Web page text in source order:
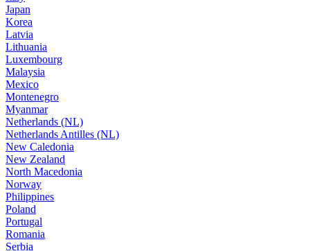
Japan
Korea
Latvia
Lithuania
Luxembourg
Malaysia
Mexico
Montenegro
Myanmar
Netherlands (NL)
Netherlands Antilles (NL)
New Caledonia
New Zealand
North Macedonia
Norway
Philippines
Poland
Portugal
Romania
Serbia